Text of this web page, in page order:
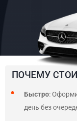
ПОЧЕМУ
Быстро:
день без